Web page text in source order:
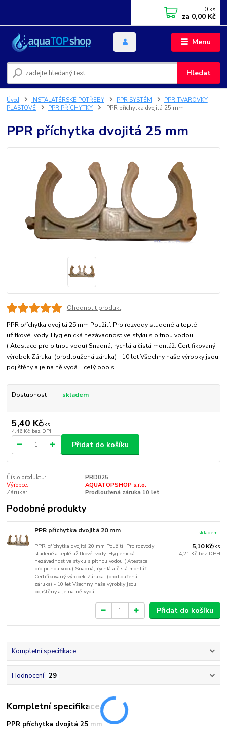
Menu
Hledat
0 ks
za 0,00 Kč
Úvod INSTALATÉRSKÉ POTŘEBY PPR SYSTÉM
PPR TVAROVKY
PLASTOVÉ
PPR PŘÍCHYTKY PPR příchytka dvojitá 25 mm
PPR příchytka dvojitá 25 mm
Ohodnotit produkt
PPR příchytka dvojitá 25 mm Použití: Pro rozvody studené a teplé
užitkové vody. Hygienická nezávadnost ve styku s pitnou vodou
( Atestace pro pitnou vodu) Snadná, rychlá a čistá montáž. Certifikovaný
výrobek Záruka: (prodloužená záruka) - 10 let Všechny naše výrobky jsou
pojištěny a je na ně vydá... celý popis
Dostupnost skladem
5,40 Kč/ks
4,46 Kč bez DPH
Přidat do košíku
Číslo produktu:
PRD025
Výrobce:
AQUATOPSHOP s.r.o.
Záruka:
Prodloužená záruka 10 let
Podobné produkty
PPR příchytka dvojitá 20 mm
PPR příchytka dvojitá 20 mm Použití: Pro rozvody
studené a teplé užitkové vody. Hygienická
nezávadnost ve styku s pitnou vodou ( Atestace
pro pitnou vodu) Snadná, rychlá a čistá montáž.
Certifikovaný výrobek Záruka: (prodloužená
záruka) - 10 let Všechny naše výrobky jsou
pojištěny a je na ně vydá...
5,10 Kč/ks
4,21 Kč bez DPH
skladem
Přidat do košíku
Kompletní specifikace
Hodnocení 29
Kompletní specifikace
PPR příchytka dvojitá 25 mm